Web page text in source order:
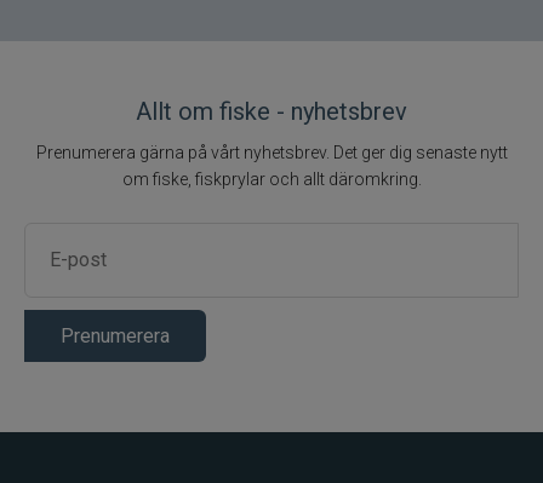
Allt om fiske - nyhetsbrev
Prenumerera gärna på vårt nyhetsbrev. Det ger dig senaste nytt
om fiske, fiskprylar och allt däromkring.
Prenumerera